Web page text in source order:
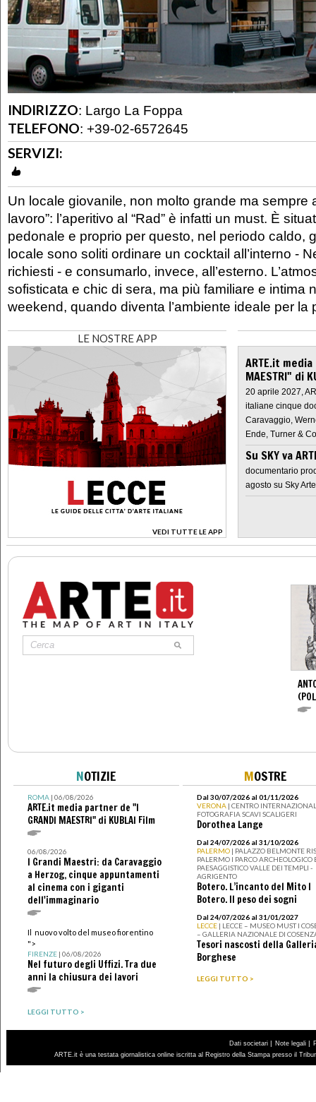
INDIRIZZO: Largo La Foppa
TELEFONO: +39-02-6572645
SERVIZI:
Un locale giovanile, non molto grande ma sempre
lavoro”: l’aperitivo al “Rad” è infatti un must. È
pedonale e proprio per questo, nel periodo caldo,
locale sono soliti ordinare un cocktail all’interno -
richiesti - e consumarlo, invece, all’esterno.
sofisticata e chic di sera, ma più familiare e intima
weekend, quando diventa l’ambiente ideale per la
LE NOSTRE APP
VEDI TUTTE LE APP
>
ARTE.it
MAESTRI" di
20 aprile 2027,
italiane cinque
Caravaggio,
Ende, Turner &
Su SKY va
documentario
agosto su Sky Arte
NOTIZIE
ROMA| 06/08/2026
ARTE.it media partner de "I
GRANDI MAESTRI" di KUBLAI Film
06/08/2026
I Grandi Maestri: da Caravaggio
a Herzog, cinque appuntamenti
al cinema con i giganti
dell'immaginario
Il nuovo volto del museo fiorentino
">
FIRENZE| 06/08/2026
Nel futuro degli Uffizi. Tra due
anni la chiusura dei lavori
LEGGI TUTTO >
MOSTRE
Dal 30/07/2026 al 01/11/2026
VERONA | CENTRO
FOTOGRAFIA SCAVI SCALIGERI
Dorothea Lange
Dal 24/07/2026 al 31/10/2026
PALERMO | PALAZZO BELMONTE
PALERMO I PARCO ARCHEOLOGICO
PAESAGGISTICO VALLE DEI TEMPLI -
AGRIGENTO
Botero. L’incanto del Mito I
Botero. Il peso dei sogni
Dal 24/07/2026 al 31/01/2027
LECCE | LECCE – MUSEO MUST I
– GALLERIA NAZIONALE DI
Tesori nascosti della
Borghese
LEGGI TUTTO >
Dati societari | Note legali |
ARTE.it è una testata giornalistica online iscritta al Registro della Stampa presso il